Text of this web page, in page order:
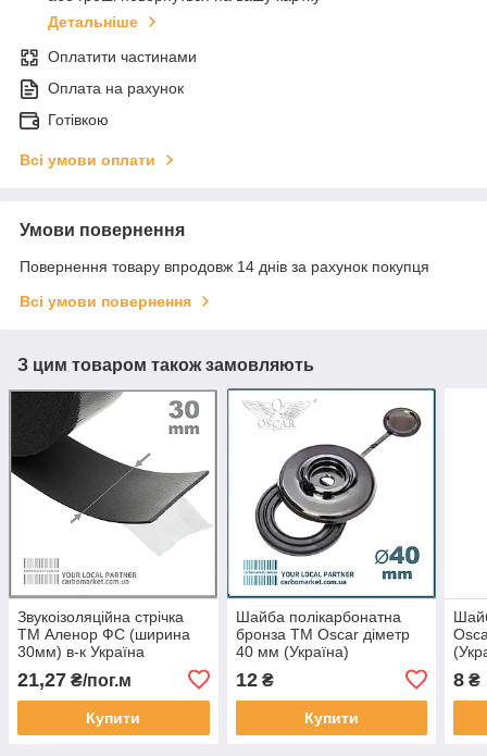
Детальніше
Оплатити частинами
Оплата на рахунок
Готівкою
Всі умови оплати
Умови повернення
Повернення товару впродовж 14 днів за рахунок покупця
Всі умови повернення
З цим товаром також замовляють
Звукоізоляційна стрічка
ТМ Аленор ФС (ширина
30мм) в-к Україна
21,27 ₴/пог.м
Купити
Шайба полікарбонатна
бронза TM Oscar діметр
40 мм (Україна)
12₴
Купити
8 ₴